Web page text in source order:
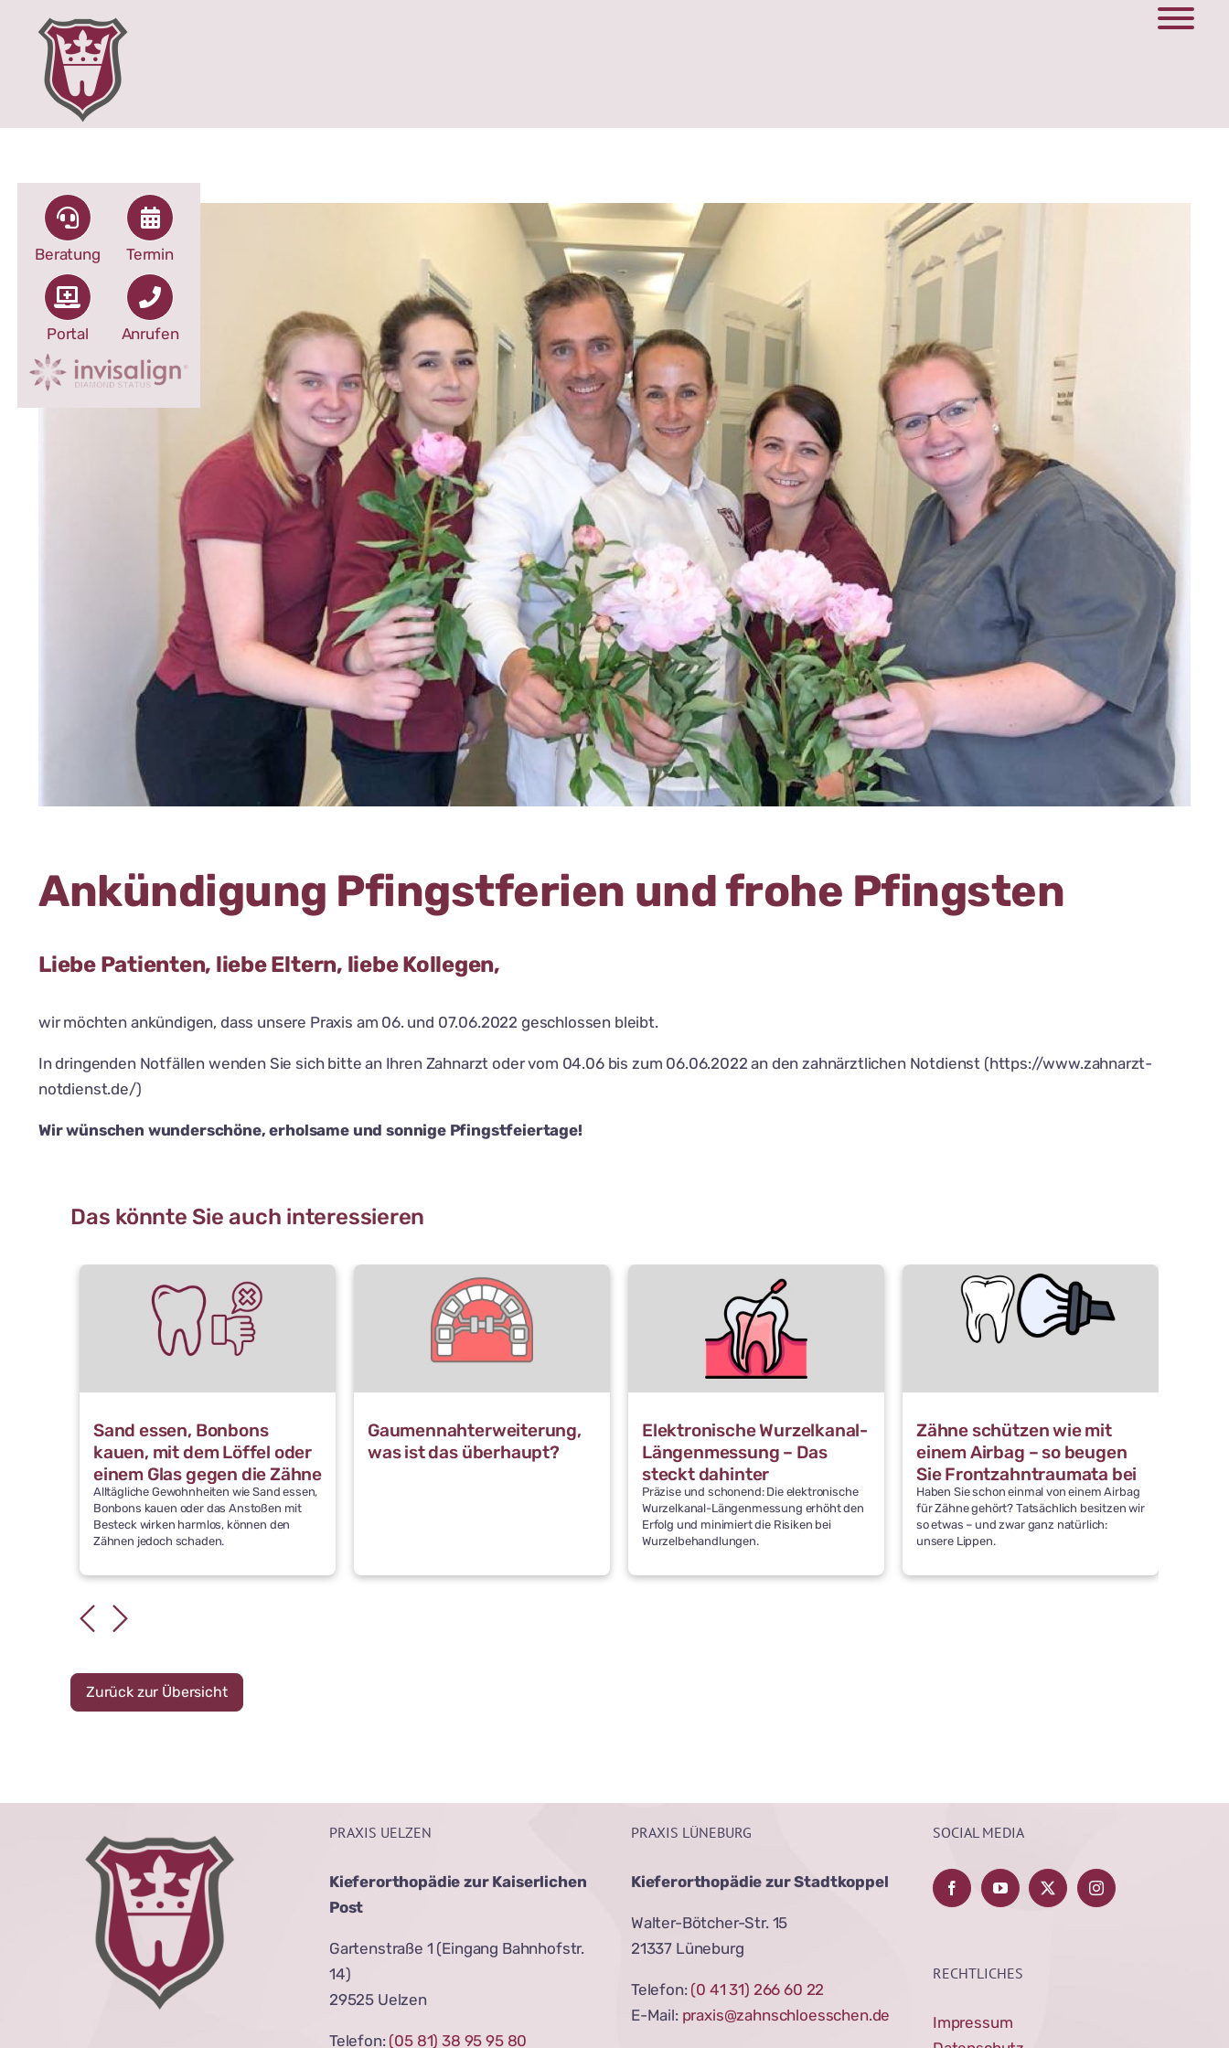
Inhalt
springen
Ankündigung Pfingstferien und frohe Pfingsten
Liebe Patienten, liebe Eltern, liebe Kollegen,
wir möchten ankündigen, dass unsere Praxis am 06. und 07.06.2022 geschlossen bleibt.
In dringenden Notfällen wenden Sie sich bitte an Ihren Zahnarzt oder vom 04.06 bis zum 06.06.2022 an den zahnärztlichen Notdienst (https://www.zahnarzt-
notdienst.de/)
Wir wünschen wunderschöne, erholsame und sonnige Pfingstfeiertage!
Das könnte Sie auch interessieren
Sand essen, Bonbons
kauen, mit dem Löffel oder
einem Glas gegen die Zähne
stoßen: Was schädigt die
Zähne
Alltägliche Gewohnheiten wie Sand essen,
Bonbons kauen oder das Anstoßen mit
Besteck wirken harmlos, können den
Zähnen jedoch schaden.
Gaumennahterweiterung,
was ist das überhaupt?
Elektronische Wurzelkanal-
Längenmessung – Das
steckt dahinter
Präzise und schonend: Die elektronische
Wurzelkanal-Längenmessung erhöht den
Erfolg und minimiert die Risiken bei
Wurzelbehandlungen.
Zähne schützen wie mit
einem Airbag – so beugen
Sie Frontzahntraumata bei
Kindern vor
Haben Sie schon einmal von einem Airbag
für Zähne gehört? Tatsächlich besitzen wir
so etwas – und zwar ganz natürlich:
unsere Lippen.
Zurück zur Übersicht
PRAXIS UELZEN
Kieferorthopädie zur Kaiserlichen
Post
Gartenstraße 1 (Eingang Bahnhofstr.
14)
29525 Uelzen
Telefon: (05 81) 38 95 95 80
PRAXIS LÜNEBURG
Kieferorthopädie zur Stadtkoppel
Walter-Bötcher-Str. 15
21337 Lüneburg
Telefon: (0 41 31) 266 60 22
E-Mail: praxis@zahnschloesschen.de
SOCIAL MEDIA
RECHTLICHES
Impressum
Beratung Termin
Portal Anrufen